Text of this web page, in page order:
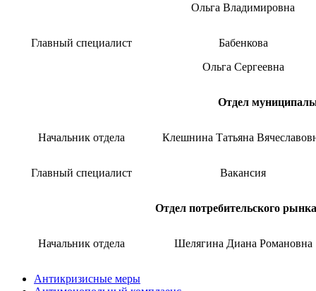
Ольга Владимировна
Главный специалист
Бабенкова
Ольга Сергеевна
Отдел
Начальник отдела Клешнина Татьяна
Главный специалист Вакансия
Отдел потребительского
Начальник отдела Шелягина Диана Романовна
Антикризисные меры